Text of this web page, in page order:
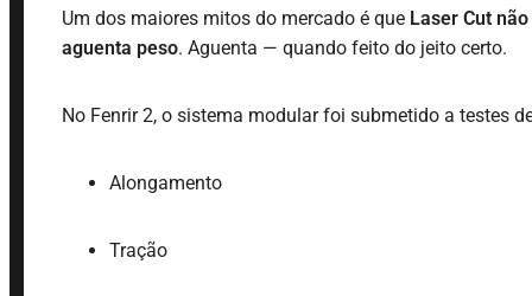
Um dos maiores mitos do mercado é que Laser Cut não
aguenta peso. Aguenta — quando feito do jeito certo.
No Fenrir 2, o sistema modular foi submetido a testes
Alongamento
Tração